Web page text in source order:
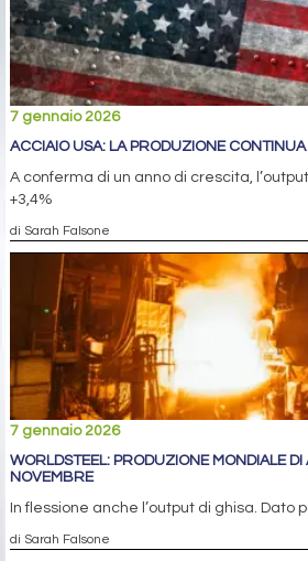
7 gennaio 2026
ACCIAIO USA: LA PRODUZIONE
A conferma di un anno di crescita,
+3,4%
di Sarah Falsone
7 gennaio 2026
WORLDSTEEL: PRODUZIONE MONDIALE
NOVEMBRE
In flessione anche l’output di ghisa. Dato
di Sarah Falsone